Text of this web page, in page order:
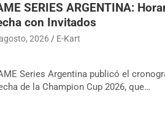
SERIES ARGENTINA:
con Invitados
2026 E-Kart
Series Argentina publicó el
de la Champion Cup 2026, que…